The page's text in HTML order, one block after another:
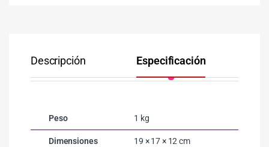
Descripción Especificación
Peso 1 kg
Dimensiones 19 × 17 × 12 cm